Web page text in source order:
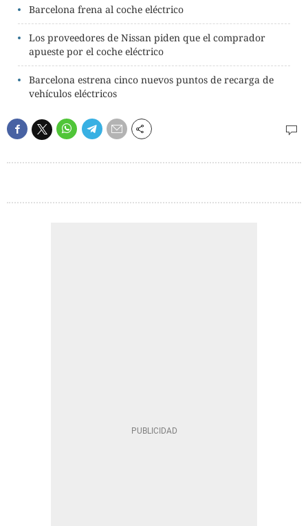
Barcelona frena al coche eléctrico
Los proveedores de Nissan piden que el comprador
apueste por el coche eléctrico
Barcelona estrena cinco nuevos puntos de recarga de
vehículos eléctricos